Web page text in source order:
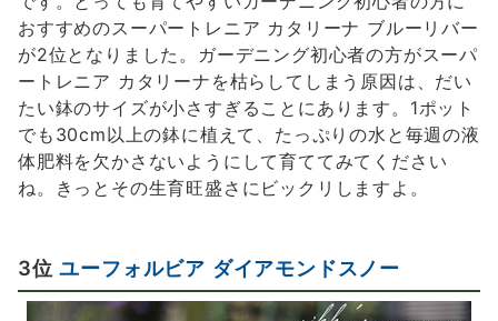
おすすめのスーパートレニア カタリーナ ブルーリバー
が2位となりました。ガーデニング初心者の方がスーパ
ートレニア カタリーナを枯らしてしまう原因は、だい
たい鉢のサイズが小さすぎることにあります。1ポット
でも30cm以上の鉢に植えて、たっぷりの水と毎週の液
体肥料を欠かさないようにして育ててみてください
ね。きっとその生育旺盛さにビックリしますよ。
3位ユーフォルビア ダイアモンドスノー